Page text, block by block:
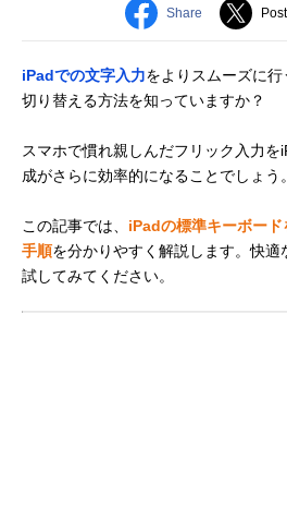
Share Post
iPadでの文字入力をよりスムーズに行
切り替える方法を知っていますか？
スマホで慣れ親しんだフリック入力
成がさらに効率的になることでしょう。
この記事では、 iPadの標準キーボー
手順を分かりやすく解説します。快適
試してみてください。